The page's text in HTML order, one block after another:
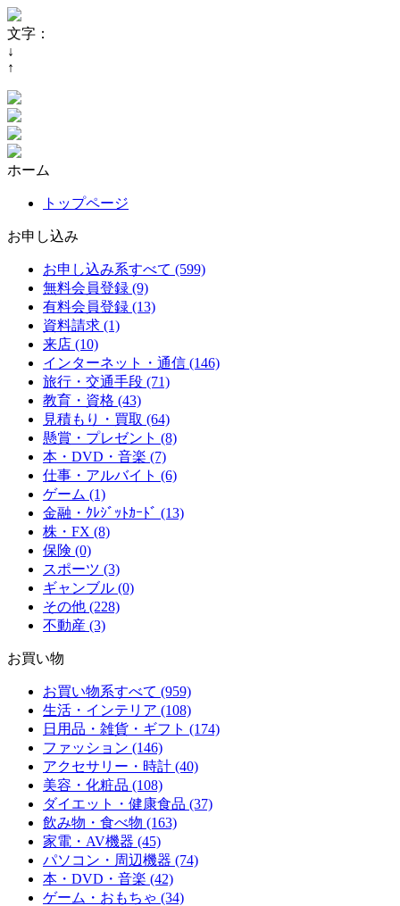
文字：
↓
↑
ホーム
トップページ
お申し込み
お申し込み系すべて (599)
無料会員登録 (9)
有料会員登録 (13)
資料請求 (1)
来店 (10)
インターネット・通信 (146)
旅行・交通手段 (71)
教育・資格 (43)
見積もり・買取 (64)
懸賞・プレゼント (8)
本・DVD・音楽 (7)
仕事・アルバイト (6)
ゲーム (1)
金融・ｸﾚｼﾞｯﾄｶｰﾄﾞ (13)
株・FX (8)
保険 (0)
スポーツ (3)
ギャンブル (0)
その他 (228)
不動産 (3)
お買い物
お買い物系すべて (959)
生活・インテリア (108)
日用品・雑貨・ギフト (174)
ファッション (146)
アクセサリー・時計 (40)
美容・化粧品 (108)
ダイエット・健康食品 (37)
飲み物・食べ物 (163)
家電・AV機器 (45)
パソコン・周辺機器 (74)
本・DVD・音楽 (42)
ゲーム・おもちゃ (34)